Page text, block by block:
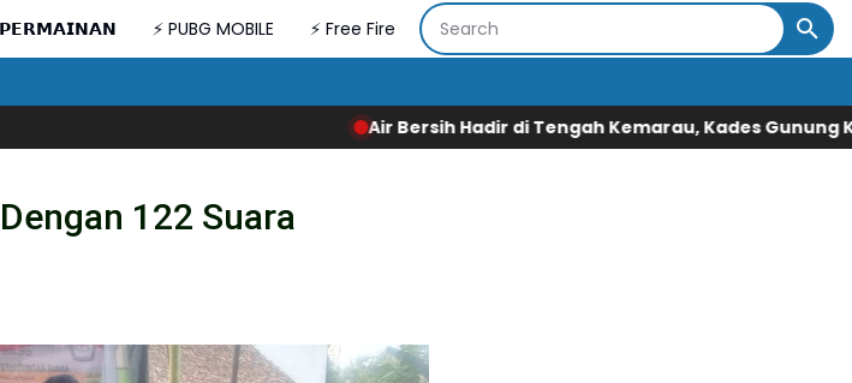
⚡ PUBG MOBILE ⚡ Free Fire
Air Bersih Hadir di Tengah Kemarau, Kades Gunung Kaler Sampaikan Terima
122 Suara